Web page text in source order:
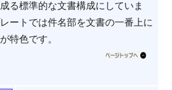
る標準的な文書構成にしていま
ートでは件名部を文書の一番上に
特色です。